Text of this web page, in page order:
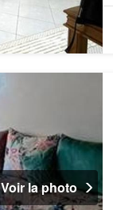
Voir la photo